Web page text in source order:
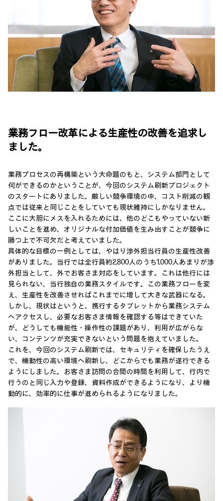
業務フロー改革による生産性の改善を追求し
ました。
業務プロセスの再構築という大命題のもと、システム部門として
何ができるのかということが、今回のシステム刷新プロジェクト
のスタートにありました。厳しい競争環境の中、コスト削減の観
点では従来と同じことをしていても現状維持にしかなりません。
ここに大胆にメスを入れるためには、他のどこもやっていない新
しいことを進め、オリジナルな付加価値を生み出すことが競争に
勝つ上で不可欠だと考えていました。
具体的な目標の一例としては、やはり渉外担当行員の生産性改善
がありました。当行では全行員約2,800人のうち1,000人あまりが渉
外担当として、外でお客さま対応をしています。これは他行には
見られない、当行独自の業務スタイルです。この業務フローを変
え、生産性を改善させればこれまでに増して大きな武器になる。
しかし、現状はというと、携行するタブレットから業務システム
へアクセスし、必要なお客さま情報を確認する等はできていた
が、どうしても機能性・操作性の課題があり、利用が広がらな
い、コンテンツが充実できないという問題を抱えていました。
これを、今回のシステム刷新では、セキュリティを確保したうえ
で、機動性の高い環境へ刷新し、どこからでも業務が遂行できる
ようにしました。お客さま訪問の合間の時間を利用して、行内で
行うのと同じ入力や登録、資料作成ができるようになり、より機
動的に、効率的に仕事が進められるようになりました。